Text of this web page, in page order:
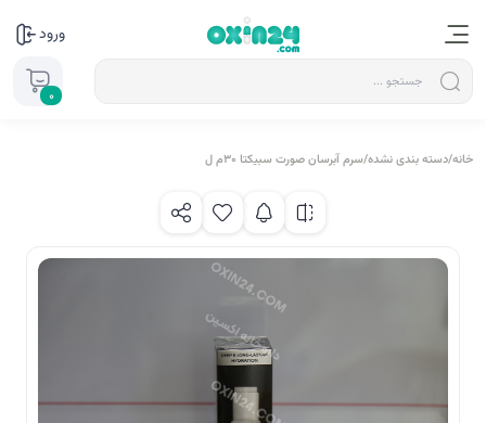
ورود
0
خانه/دسته بندی نشده/سرم آبرسان صورت سبیکتا 30م ل